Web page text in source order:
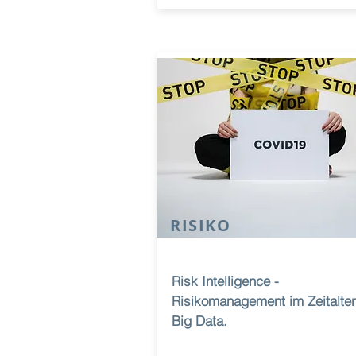
RISIKO
Risk Intelligence -
Risikomanagement im
Big Data.